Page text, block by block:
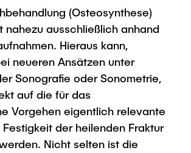
- ZLL
Verbund (ECIU)
Workshop des FSP
Prozesse und
Institute
FIT
Überblick
(Osteosynthese)
nahezu ausschließlich anhand
Hieraus kann,
neueren Ansätzen unter
Sonografie oder Sonometrie,
auf die für das
Vorgehen eigentlich relevante
der heilenden Fraktur
Nicht selten ist die